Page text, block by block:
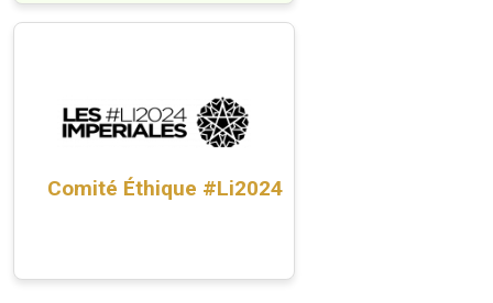
Comité Éthique #Li2024